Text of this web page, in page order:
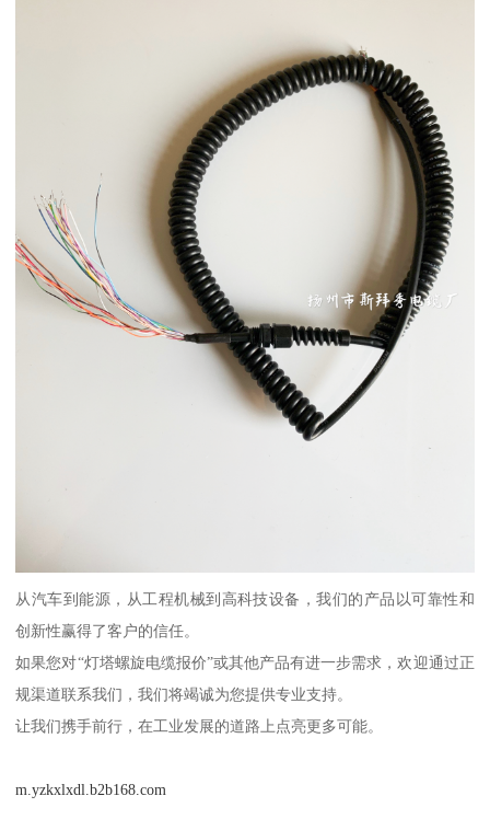
从汽车到能源，从工程机械到高科技设备，我们的产品以可靠性和
创新性赢得了客户的信任。
如果您对“灯塔螺旋电缆报价”或其他产品有进一步需求，欢迎通过正
规渠道联系我们，我们将竭诚为您提供专业支持。
让我们携手前行，在工业发展的道路上点亮更多可能。
m.yzkxlxdl.b2b168.com